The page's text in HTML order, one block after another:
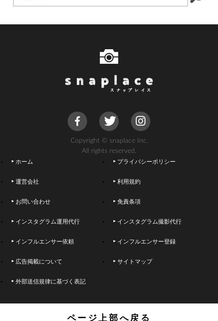
Copyright © snaplace Inc.
All rights reserved.
ホーム プライバシーポリシー
運営会社 利用規約
お問い合わせ 免責条項
インスタグラム運用代行 インスタグラム撮影代行
インフルエンサー依頼 インフルエンサー登録
広告掲載について サイトマップ
外部送信規律に基づく表記
ページ上部へ戻る